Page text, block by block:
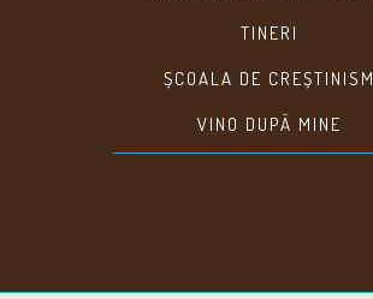
TINERI
ȘCOALA DE CREȘTINISM
VINO DUPĂ MINE